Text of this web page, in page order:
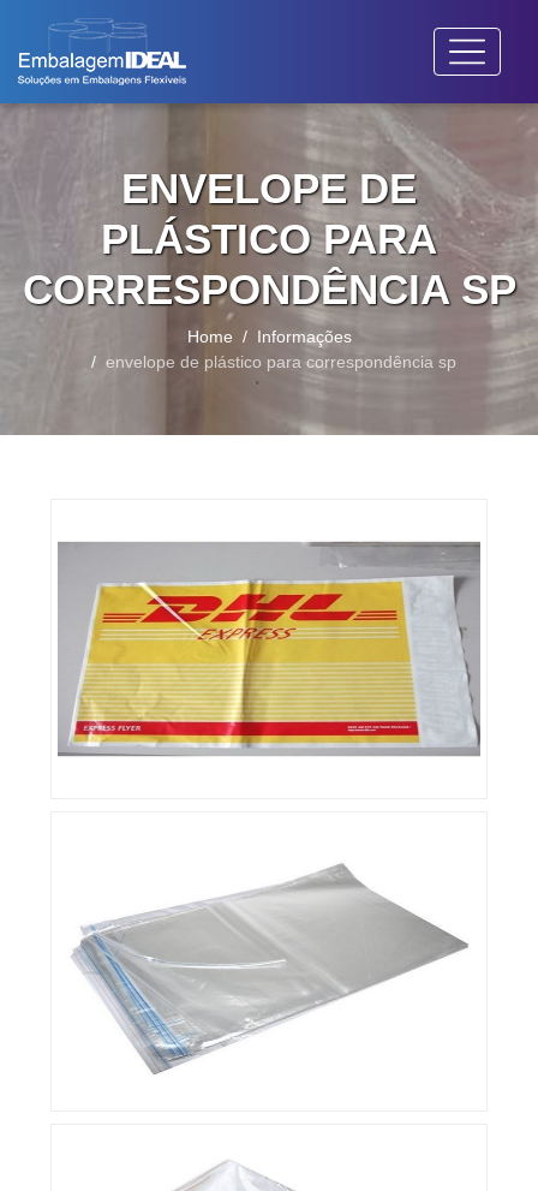
ENVELOPE DE
PLÁSTICO PARA
CORRESPONDÊNCIA SP
Home
Informações
envelope de plástico para correspondência sp